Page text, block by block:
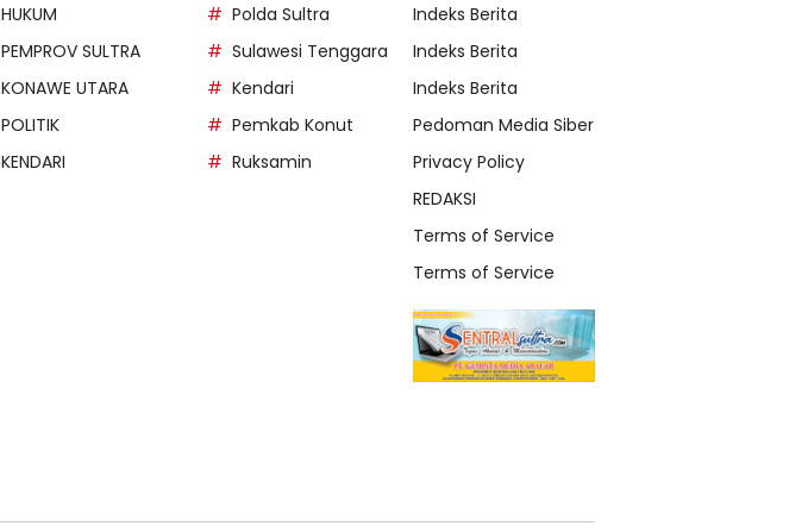
HUKUM
PEMPROV SULTRA
KONAWE UTARA
POLITIK
KENDARI
Polda Sultra
Sulawesi Tenggara
Kendari
Pemkab Konut
Ruksamin
Indeks Berita
Indeks Berita
Indeks Berita
Pedoman Media Siber
Privacy Policy
REDAKSI
Terms of Service
Terms of Service